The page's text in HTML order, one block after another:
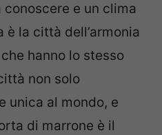
e un clima
è la città dell’armonia
hanno lo stesso
non solo
unica al mondo, e
di marrone è il